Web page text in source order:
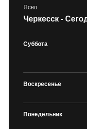
Ясно
Черкесск -
Суббота
Воскресенье
Понедельник